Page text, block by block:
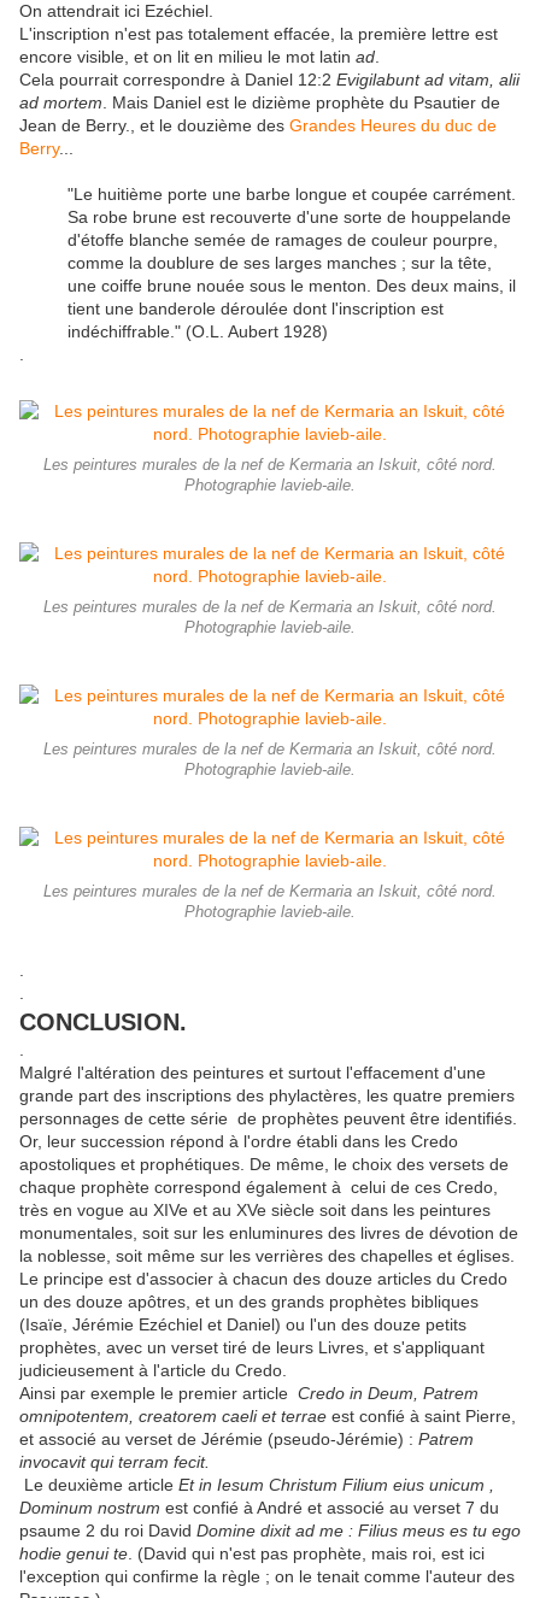
On attendrait ici Ezéchiel.
L'inscription n'est pas totalement effacée, la première lettre est
encore visible, et on lit en milieu le mot latin ad
Cela pourrait correspondre à Daniel 12:2 Evigilabunt ad vitam, alii
ad mortem . Mais Daniel est le dizième prophète du Psautier de
Jean de Berry., et le douzième des Grandes Heures du duc de
Berry...
"Le huitième porte une barbe longue et coupée carrément.
Sa robe brune est recouverte d'une sorte de houppelande
d'étoffe blanche semée de ramages de couleur pourpre,
comme la doublure de ses larges manches ; sur la tête,
une coiffe brune nouée sous le menton. Des deux mains, il
tient une banderole déroulée dont l'inscription est
indéchiffrable." (O.L. Aubert 1928)
Les peintures murales de la nef de Kermaria an Iskuit, côté nord.
Photographie lavieb-aile.
Les peintures murales de la nef de Kermaria an Iskuit, côté nord.
Photographie lavieb-aile.
Les peintures murales de la nef de Kermaria an Iskuit, côté nord.
Photographie lavieb-aile.
Les peintures murales de la nef de Kermaria an Iskuit, côté nord.
Photographie lavieb-aile.
CONCLUSION.
Malgré l'altération des peintures et surtout l'effacement d'une
grande part des inscriptions des phylactères, les quatre premiers
personnages de cette série de prophètes peuvent être identifiés.
Or, leur succession répond à l'ordre établi dans les Credo
apostoliques et prophétiques. De même, le choix des versets de
chaque prophète correspond également à celui de ces Credo,
très en vogue au XIVe et au XVe siècle soit dans les peintures
monumentales, soit sur les enluminures des livres de dévotion de
la noblesse, soit même sur les verrières des chapelles et églises.
Le principe est d'associer à chacun des douze articles du Credo
un des douze apôtres, et un des grands prophètes bibliques
(Isaïe, Jérémie Ezéchiel et Daniel) ou l'un des douze petits
prophètes, avec un verset tiré de leurs Livres, et s'appliquant
judicieusement à l'article du Credo.
Ainsi par exemple le premier article Credo in Deum, Patrem
omnipotentem, creatorem caeli et terrae est confié à saint Pierre,
et associé au verset de Jérémie (pseudo-Jérémie) : Patrem
invocavit qui terram fecit.
Le deuxième article Et in Iesum Christum Filium eius unicum ,
Dominum nostrum est confié à André et associé au verset 7 du
psaume 2 du roi David Domine dixit ad me : Filius meus es tu ego
hodie genui te . (David qui n'est pas prophète, mais roi, est ici
l'exception qui confirme la règle ; on le tenait comme l'auteur des